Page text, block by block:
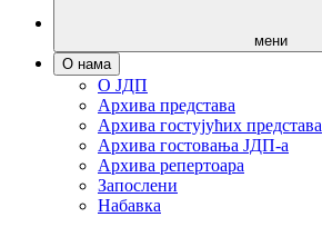
мени
О нама
О ЈДП
Архива представа
Архива гостујућих представа
Архива гостовања ЈДП-а
Архива репертоара
Запослени
Набавка